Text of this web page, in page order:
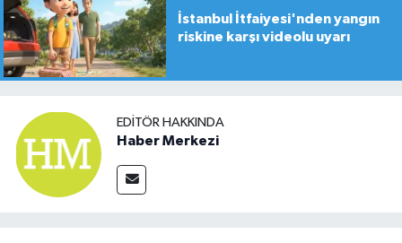
İstanbul İtfaiyesi'nden yangın
riskine karşı videolu uyarı
EDITÖR HAKKINDA
Haber Merkezi